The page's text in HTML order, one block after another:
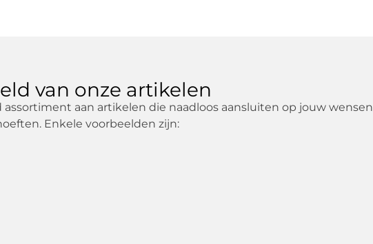
van onze artikelen
aan artikelen die naadloos aansluiten op jouw wensen
Enkele voorbeelden zijn: